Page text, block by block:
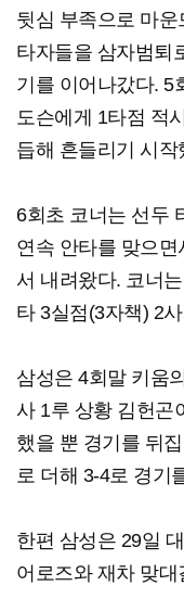
뒷심 부족으로 마운
타자들을 삼자범퇴
기를 이어나갔다. 5
도슨에게 1타점 적
듭해 흔들리기 시작
6회초 코너는 선두
연속 안타를 맞으면
서 내려왔다. 코너
타 3실점(3자책) 2
삼성은 4회말 키움
사 1루 상황 김헌곤
했을 뿐 경기를 뒤
로 더해 3-4로 경기
한편 삼성은 29일
어로즈와 재차 맞대